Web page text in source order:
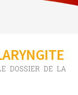
DOSSIER DE LA